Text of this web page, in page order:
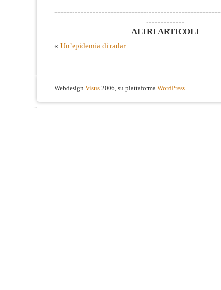
-------------
ALTRI ARTICOLI
« Un’epidemia di radar
Webdesign Visus 2006, su piattaforma WordPress